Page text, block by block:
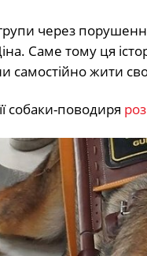
групи через
Саме тому ця
самостійно жити
собаки-поводиря